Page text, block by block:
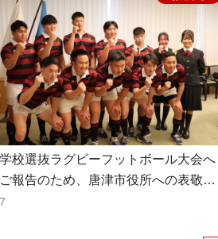
校選抜ラグビーフットボール大会へ
報告のため、唐津市役所への表敬訪
した！